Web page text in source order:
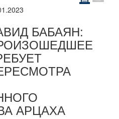
БАБАЯН:
АРЦАХА